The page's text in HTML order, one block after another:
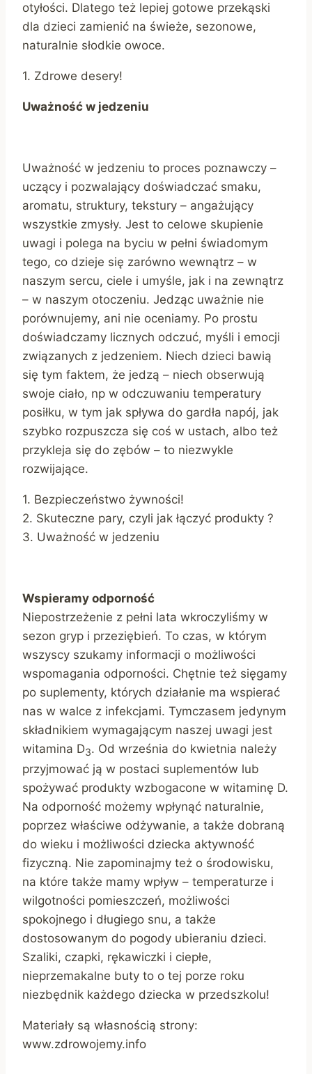
otyłości. Dlatego też lepiej gotowe przekąski
dla dzieci zamienić na świeże, sezonowe,
naturalnie słodkie owoce.
1. Zdrowe desery!
Uważność w jedzeniu
Uważność w jedzeniu to proces poznawczy –
uczący i pozwalający doświadczać smaku,
aromatu, struktury, tekstury – angażujący
wszystkie zmysły. Jest to celowe skupienie
uwagi i polega na byciu w pełni świadomym
tego, co dzieje się zarówno wewnątrz – w
naszym sercu, ciele i umyśle, jak i na zewnątrz
– w naszym otoczeniu. Jedząc uważnie nie
porównujemy, ani nie oceniamy. Po prostu
doświadczamy licznych odczuć, myśli i emocji
związanych z jedzeniem. Niech dzieci bawią
się tym faktem, że jedzą – niech obserwują
swoje ciało, np w odczuwaniu temperatury
posiłku, w tym jak spływa do gardła napój, jak
szybko rozpuszcza się coś w ustach, albo też
przykleja się do zębów – to niezwykle
rozwijające.
1. Bezpieczeństwo żywności!
2. Skuteczne pary, czyli jak łączyć produkty ?
3. Uważność w jedzeniu
Wspieramy odporność
Niepostrzeżenie z pełni lata wkroczyliśmy w
sezon gryp i przeziębień. To czas, w którym
wszyscy szukamy informacji o możliwości
wspomagania odporności. Chętnie też sięgamy
po suplementy, których działanie ma wspierać
nas w walce z infekcjami. Tymczasem jedynym
składnikiem wymagającym naszej uwagi jest
witamina D3. Od września do kwietnia należy
przyjmować ją w postaci suplementów lub
spożywać produkty wzbogacone w witaminę D.
Na odporność możemy wpłynąć naturalnie,
poprzez właściwe odżywanie, a także dobraną
do wieku i możliwości dziecka aktywność
fizyczną. Nie zapominajmy też o środowisku,
na które także mamy wpływ – temperaturze i
wilgotności pomieszczeń, możliwości
spokojnego i długiego snu, a także
dostosowanym do pogody ubieraniu dzieci.
Szaliki, czapki, rękawiczki i ciepłe,
nieprzemakalne buty to o tej porze roku
niezbędnik każdego dziecka w przedszkolu!
Materiały są własnością strony:
www.zdrowojemy.info